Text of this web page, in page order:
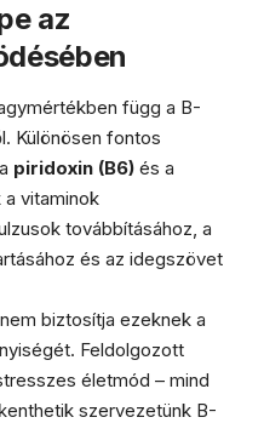
az
függ a B-
Különösen fontos
, a piridoxin (B6) és a
a vitaminok
továbbításához, a
és az idegszövet
biztosítja ezeknek a
Feldolgozott
életmód – mind
szervezetünk B-